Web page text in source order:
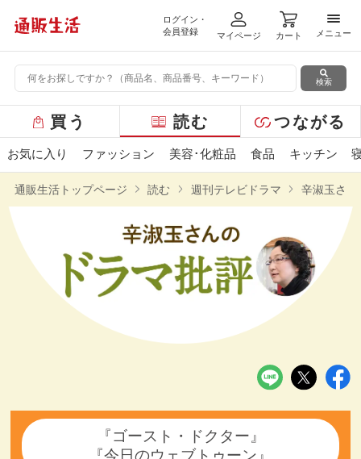
ログイン・
会員登録
マイページ カート
メニ
メニュー
検索
ー
バ
ニ
買う 読む つながる
お気に入り ファッション 美容･化粧品 食品 キッチン
通販生活トップページ 読む 週刊テレビドラマ 辛淑玉さん
『ゴースト・ドクター』
『今日のウェブトゥーン』